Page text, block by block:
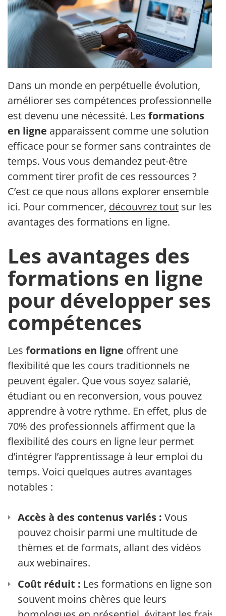
Dans un monde en perpétuelle évolution,
améliorer ses compétences professionnelles
est devenu une nécessité. Les formations
en ligne apparaissent comme une solution
efficace pour se former sans contraintes de
temps. Vous vous demandez peut-être
comment tirer profit de ces ressources ?
C’est ce que nous allons explorer ensemble
ici. Pour commencer, découvrez tout sur les
avantages des formations en ligne.
Les avantages des
formations en ligne
pour développer ses
compétences
Les formations en ligne offrent une
flexibilité que les cours traditionnels ne
peuvent égaler. Que vous soyez salarié,
étudiant ou en reconversion, vous pouvez
apprendre à votre rythme. En effet, plus de
70% des professionnels affirment que la
flexibilité des cours en ligne leur permet
d’intégrer l’apprentissage à leur emploi du
temps. Voici quelques autres avantages
notables :
Accès à des contenus variés : Vous
pouvez choisir parmi une multitude de
thèmes et de formats, allant des vidéos
aux webinaires.
Coût réduit : Les formations en ligne sont
souvent moins chères que leurs